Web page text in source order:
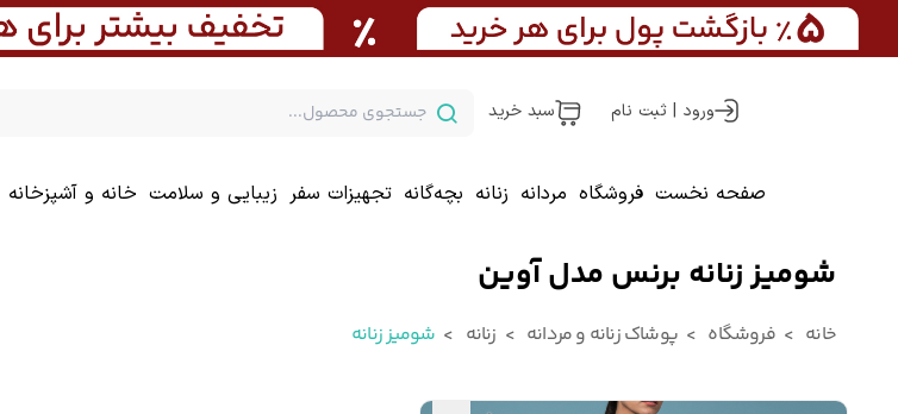
سبد خرید ورود | ثبت نام
صفحه نخست فروشگاه مردانه زنانه بچه‌گانه تجهیزات سفر زیبایی و سلامت خانه و آشپزخانه
شومیز زنانه برنس مدل آوین
خانه فروشگاه پوشاک زنانه و مردانه زنانه شومیز زنانه